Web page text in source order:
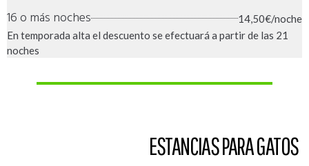
16 o más noches
14,50€/noche
En temporada alta el descuento se efectuará a partir de las 21
noches
ESTANCIAS PARA GATOS